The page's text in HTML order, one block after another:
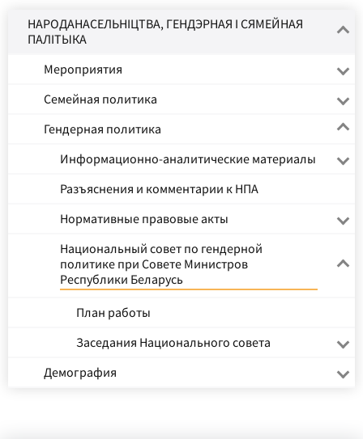
НАРОДАНАСЕЛЬНІЦТВА, ГЕНДЭРНАЯ І СЯМЕЙНАЯ
ПАЛІТЫКА
Мероприятия
Семейная политика
Гендерная политика
Информационно-аналитические материалы
Разъяснения и комментарии к НПА
Нормативные правовые акты
Национальный совет по гендерной
политике при Совете Министров
Республики Беларусь
План работы
Заседания Национального совета
Демография